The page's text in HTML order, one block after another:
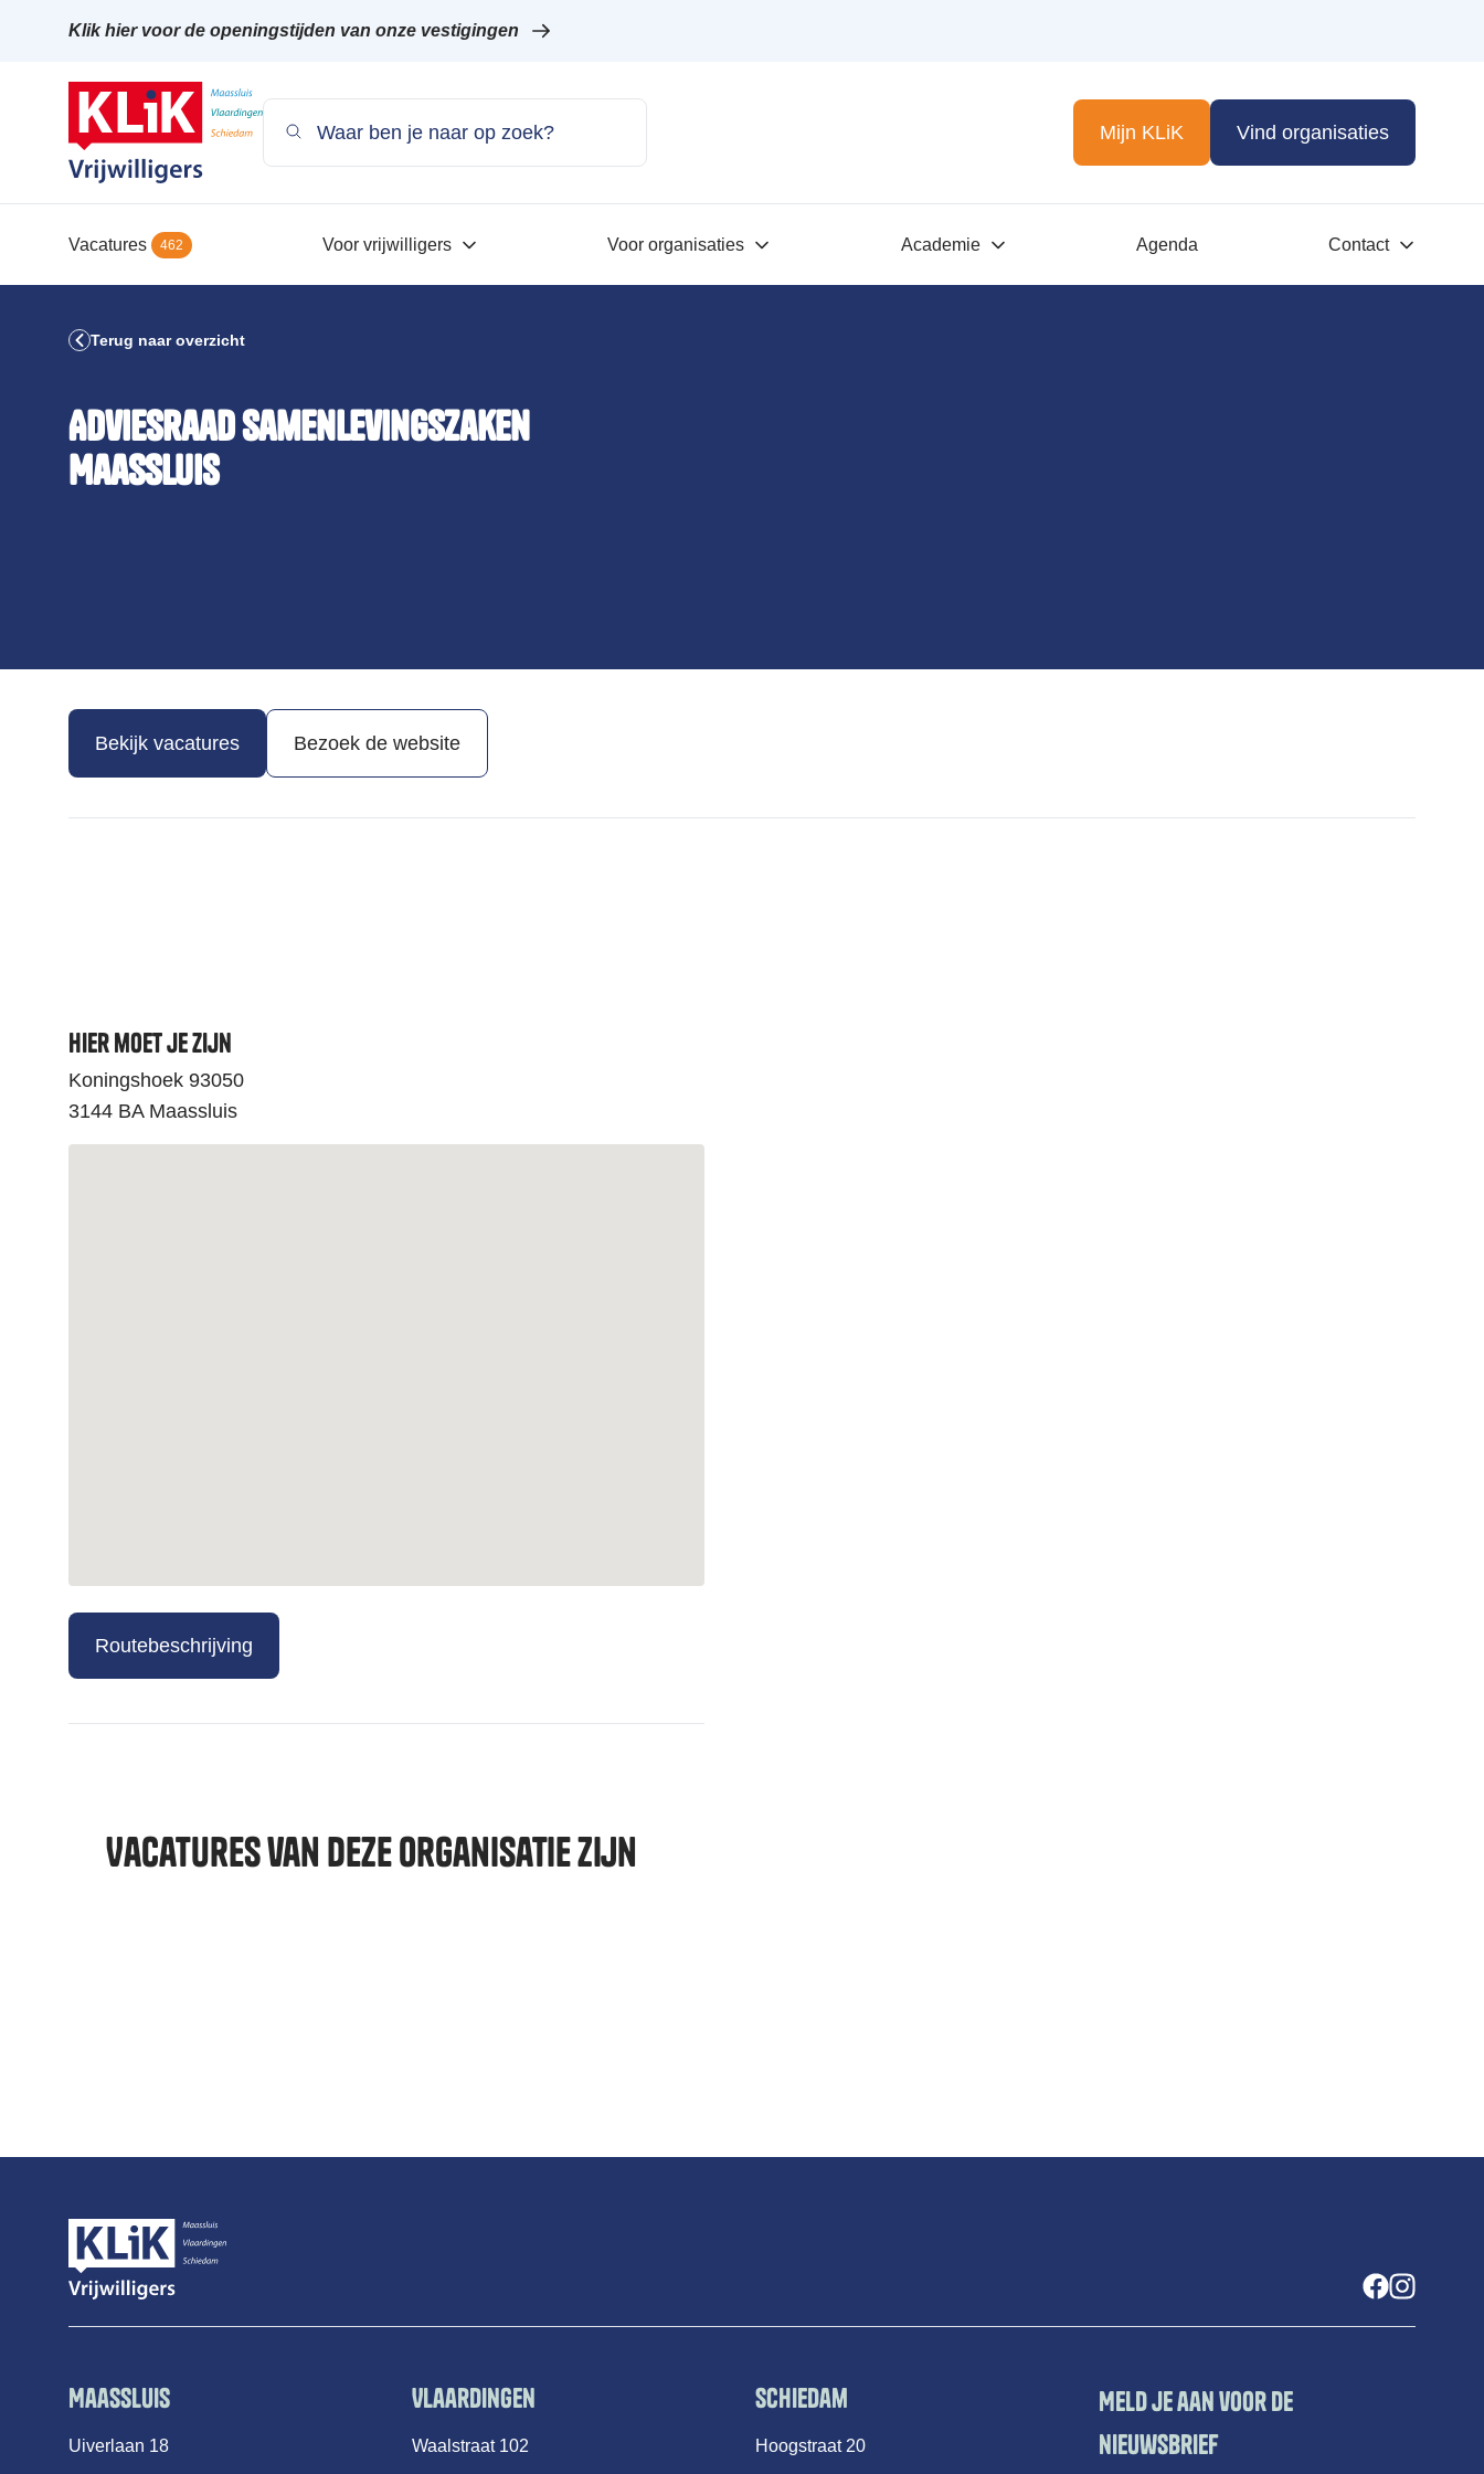
Klik hier voor de openingstijden van onze vestigingen
Mijn KLiK Vind organisaties
Vacatures 462 Voor vrijwilligers Voor organisaties Academie Agenda Contact
Terug naar overzicht
Adviesraad Samenlevingszaken
Maassluis
Bekijk vacatures Bezoek de website
Hier moet je zijn
Koningshoek 93050
3144 BA Maassluis
Routebeschrijving
Vacatures van deze organisatie zijn
Maassluis
Uiverlaan 18
Vlaardingen
Waalstraat 102
Schiedam
Hoogstraat 20
Meld je aan voor de
nieuwsbrief